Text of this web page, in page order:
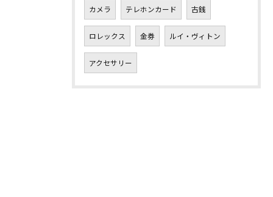
カメラ テレホンカード 古銭
ロレックス 金券 ルイ・ヴィトン
アクセサリー